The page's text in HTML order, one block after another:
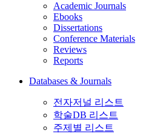
Academic Journals
Ebooks
Dissertations
Conference Materials
Reviews
Reports
Databases & Journals
전자저널 리스트
학술DB 리스트
주제별 리스트